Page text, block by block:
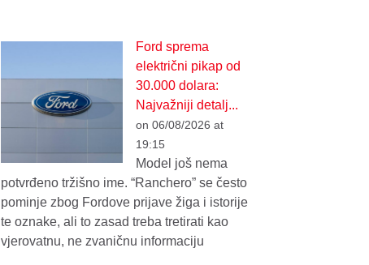
Ford sprema
električni pikap od
30.000 dolara:
Najvažniji detalj...
on 06/08/2026 at
19:15
Model još nema
potvrđeno tržišno ime. “Ranchero” se često
pominje zbog Fordove prijave žiga i istorije
te oznake, ali to zasad treba tretirati kao
vjerovatnu, ne zvaničnu informaciju